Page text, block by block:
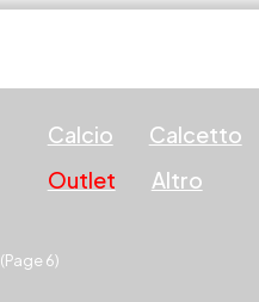
Calcio Calcetto
Outlet
Altro
(Page 6)